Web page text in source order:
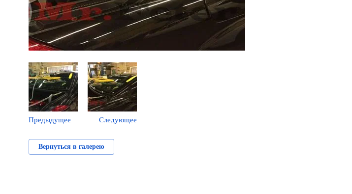
Предыдущее Следующее
Вернуться в галерею